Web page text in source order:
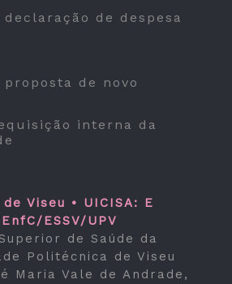
de despesa
de novo
interna da
Viseu • UICISA: E
ESSV/UPV
de Saúde da
Politécnica de Viseu
Maria Vale de Andrade,